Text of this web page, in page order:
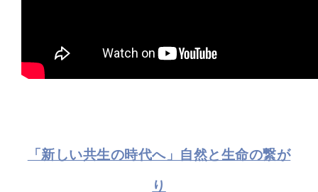
「新しい共生の時代へ」自然と生命の繋が
り